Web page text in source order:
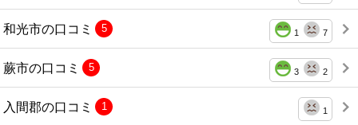
和光市の口コミ 1 7
5
蕨市の口コミ 3 2
5
入間郡の口コミ 1
1